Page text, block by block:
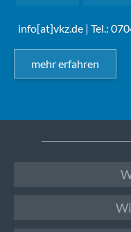
info[at]vkz.de | Tel.:
mehr erfahren